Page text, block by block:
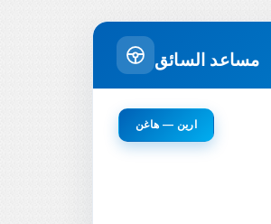
مساعد السائق
ارين — هاغن